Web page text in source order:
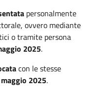
personalmente
ovvero mediante
o tramite persona
2025.
con le stesse
2025.